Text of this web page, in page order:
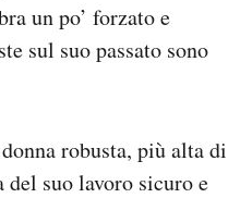
un po’ forzato e
sul suo passato sono
robusta, più alta di
del suo lavoro sicuro e